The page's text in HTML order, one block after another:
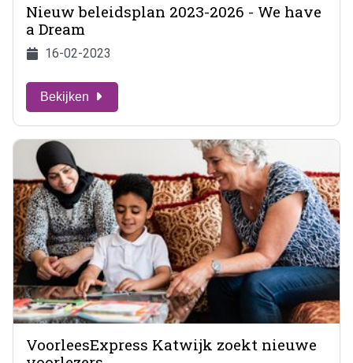
Nieuw beleidsplan 2023-2026 - We have
a Dream
16-02-2023
Bekijken
VoorleesExpress Katwijk zoekt nieuwe